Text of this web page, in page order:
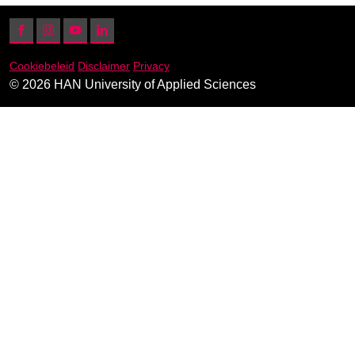
FacebookInstagramYouTubeLinkedIn
Cookiebeleid Disclaimer Privacy
© 2026 HAN University of Applied Sciences